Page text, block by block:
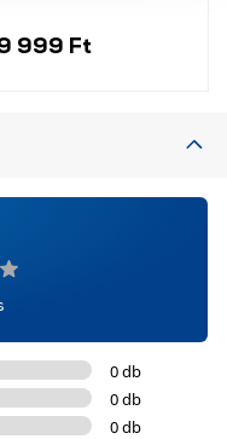
999 Ft
0 db
0 db
0 db